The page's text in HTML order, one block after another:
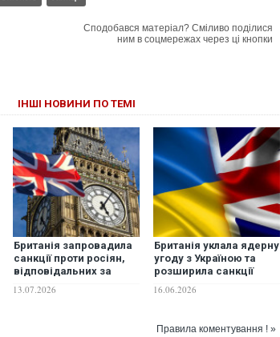
Сподобався матеріал? Сміливо поділися
ним в соцмережах через ці кнопки
ІНШІ НОВИНИ ПО ТЕМІ
Британія запровадила
санкції проти росіян,
відповідальних за
Європи
13.07.2026
Британія уклала ядерну
угоду з Україною та
розширила санкції
16.06.2026
Правила коментування ! »